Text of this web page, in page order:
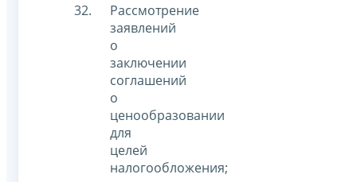
Рассмотрение
заявлений
о
заключении
соглашений
о
ценообразовании
для
целей
налогообложения;